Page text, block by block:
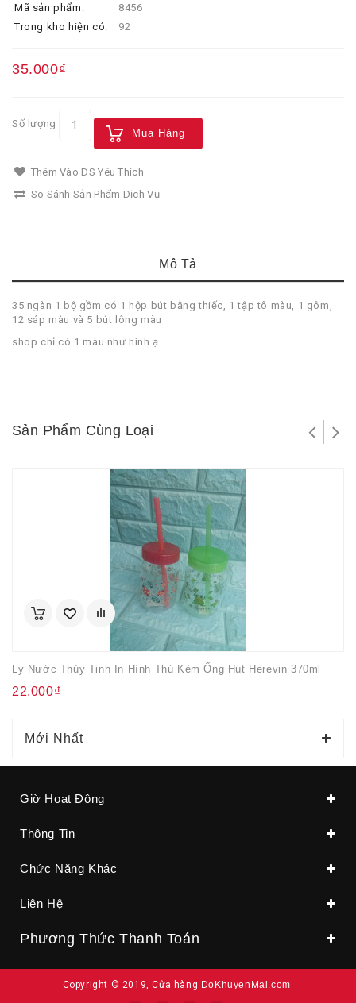
Mã sản phẩm:
8456
Trong kho hiện có:
92
35.000₫
Số lượng
Mua Hàng
Thêm Vào DS Yêu Thích
So Sánh Sản Phẩm Dịch Vụ
Mô Tả
35 ngàn 1 bộ gồm có 1 hộp bút bằng thiếc, 1 tập tô màu, 1 gôm,
12 sáp màu và 5 bút lông màu
shop chỉ có 1 màu như hình ạ
Sản Phẩm Cùng Loại
Ly Nước Thủy Tinh In Hình Thú Kèm Ống Hút Herevin 370ml
22.000₫
Mới Nhất
Giờ Hoạt Động
Thông Tin
Chức Năng Khác
Liên Hệ
Phương Thức Thanh Toán
Copyright © 2019, Cửa hàng DoKhuyenMai.com